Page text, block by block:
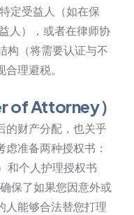
定受益人（如在保
人），或者在律师协
构（将需要认证与不
理避税。
of Attorney）
的财产分配，也关乎
准备两种授权书：
和个人护理授权书
保了如果您因意外或
人能够合法替您打理